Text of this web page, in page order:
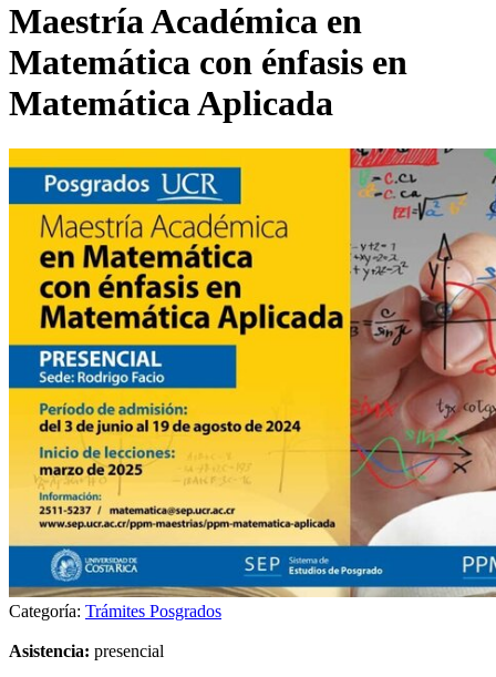
Maestría Académica en
Matemática con énfasis en
Matemática Aplicada
Categoría: Trámites Posgrados
Asistencia: presencial